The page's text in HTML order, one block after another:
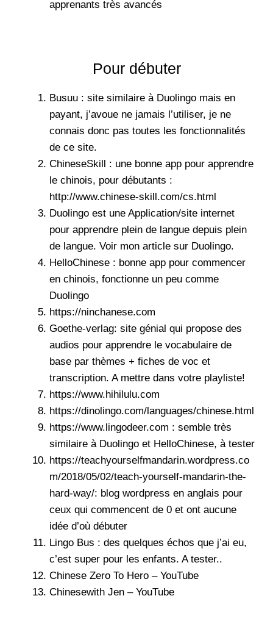
apprenants très avancés
Pour débuter
Busuu : site similaire à Duolingo mais en
payant, j’avoue ne jamais l’utiliser, je ne
connais donc pas toutes les fonctionnalités
de ce site.
ChineseSkill : une bonne app pour apprendre
le chinois, pour débutants :
http://www.chinese-skill.com/cs.html
Duolingo est une Application/site internet
pour apprendre plein de langue depuis plein
de langue. Voir mon article sur Duolingo.
HelloChinese : bonne app pour commencer
en chinois, fonctionne un peu comme
Duolingo
https://ninchanese.com
Goethe-verlag: site génial qui propose des
audios pour apprendre le vocabulaire de
base par thèmes + fiches de voc et
transcription. A mettre dans votre playliste!
https://www.hihilulu.com
https://dinolingo.com/languages/chinese.html
https://www.lingodeer.com : semble très
similaire à Duolingo et HelloChinese, à tester
https://teachyourselfmandarin.wordpress.co
m/2018/05/02/teach-yourself-mandarin-the-
hard-way/: blog wordpress en anglais pour
ceux qui commencent de 0 et ont aucune
idée d’où débuter
Lingo Bus : des quelques échos que j’ai eu,
c’est super pour les enfants. A tester..
Chinese Zero To Hero – YouTube
Chinesewith Jen – YouTube